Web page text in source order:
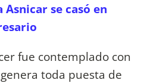
Asnicar se casó en
fue contemplado con
toda puesta de